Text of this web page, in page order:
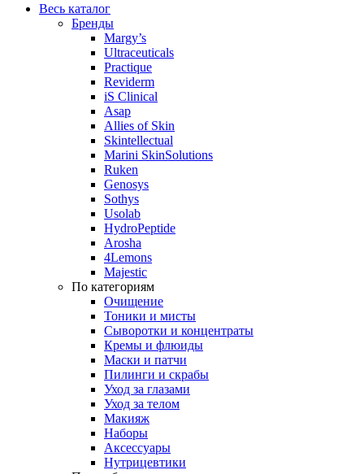
Весь каталог
Бренды
Margy’s
Ultraceuticals
Practique
Reviderm
iS Clinical
Asap
Allies of Skin
Skintellectual
Marini SkinSolutions
Ruken
Genosys
Sothys
Usolab
HydroPeptide
Arosha
4Lemons
Majestic
По категориям
Очищение
Тоники и мисты
Сыворотки и концентраты
Кремы и флюиды
Маски и патчи
Пилинги и скрабы
Уход за глазами
Уход за телом
Макияж
Наборы
Аксессуары
Нутрицевтики